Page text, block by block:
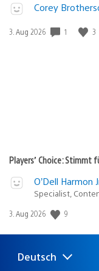
Corey
Veröffentlichungsdatum:
3. Aug 2026 1 3
Players’ Choice: Stimmt
O’Dell Harmon
Specialist,
Veröffentlichungsdatum:
3. Aug 2026 9
Select
Aktuelle
Deutsch